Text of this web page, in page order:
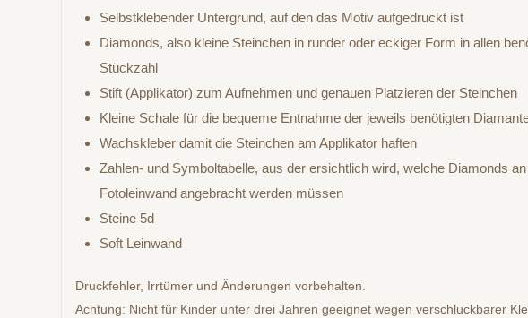
Selbstklebender Untergrund, auf den das Motiv aufgedruckt ist
Diamonds, also kleine Steinchen in runder oder eckiger Form in allen
Stückzahl
Stift (Applikator) zum Aufnehmen und genauen Platzieren der Steinchen
Kleine Schale für die bequeme Entnahme der jeweils benötigten
Wachskleber damit die Steinchen am Applikator haften
Zahlen- und Symboltabelle, aus der ersichtlich wird, welche Diamonds
Fotoleinwand angebracht werden müssen
Steine 5d
Soft Leinwand
Druckfehler, Irrtümer und Änderungen vorbehalten.
Achtung: Nicht für Kinder unter drei Jahren geeignet wegen verschluckbarer